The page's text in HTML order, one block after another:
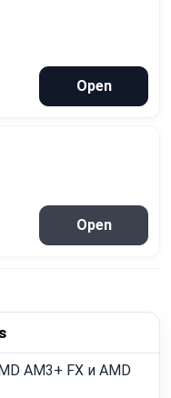
Open
Open
AM3+ FX и AMD